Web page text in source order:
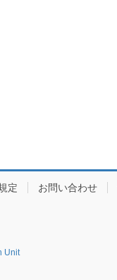
定 お問い合わせ
Unit